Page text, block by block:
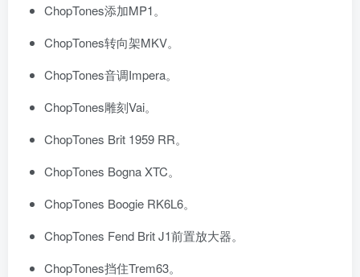
ChopTones添加MP1。
ChopTones转向架MKV。
ChopTones音调Impera。
ChopTones雕刻Vai。
ChopTones Brit 1959 RR。
ChopTones Bogna XTC。
ChopTones Boogie RK6L6。
ChopTones Fend Brit J1前置放大器。
ChopTones挡住Trem63。